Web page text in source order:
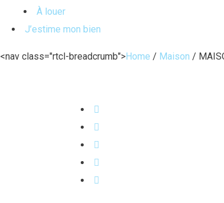
À louer
J’estime mon bien
<nav class="rtcl-breadcrumb">Home / Maison /